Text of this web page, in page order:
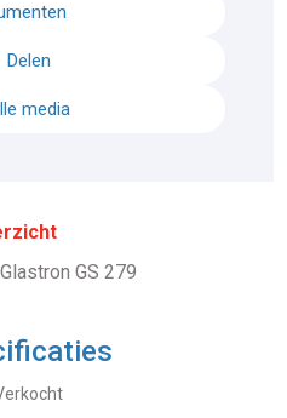
Delen
media
Glastron GS 279